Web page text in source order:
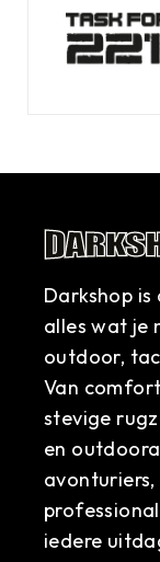
Darkshop is
alles wat je
outdoor,
Van
stevige
en
iedere